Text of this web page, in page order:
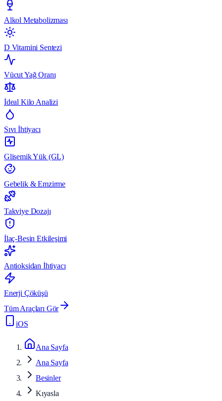
Alkol Metabolizması
D Vitamini Sentezi
Vücut Yağ Oranı
İdeal Kilo Analizi
Sıvı İhtiyacı
Glisemik Yük (GL)
Gebelik & Emzirme
Takviye Dozajı
İlaç-Besin Etkileşimi
Antioksidan İhtiyacı
Enerji Çöküşü
Tüm Araçları Gör
iOS
Ana Sayfa
Ana Sayfa
Besinler
Kıyasla